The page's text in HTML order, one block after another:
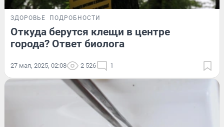
ЗДОРОВЬЕ ПОДРОБНОСТИ
Откуда берутся клещи в центре
города? Ответ биолога
27 мая, 2025, 02:08 2 526 1